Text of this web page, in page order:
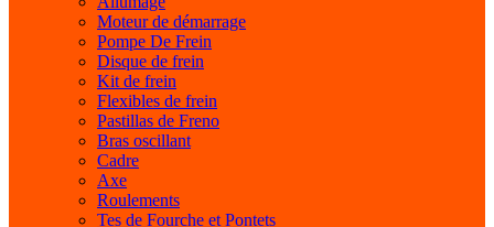
Moteur de démarrage
Pompe De Frein
Disque de frein
Kit de frein
Flexibles de frein
Pastillas de Freno
Bras oscillant
Cadre
Axe
Roulements
Tes de Fourche et Pontets